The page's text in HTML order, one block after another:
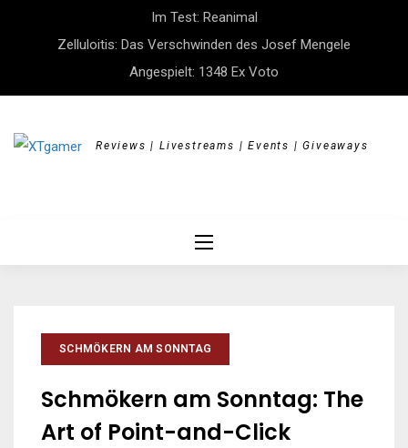
Im Test: Reanimal
Zelluloitis: Das Verschwinden des Josef Mengele
Angespielt: 1348 Ex Voto
Reviews | Livestreams | Events | Giveaways
SCHMÖKERN AM SONNTAG
Schmökern am Sonntag: The
Art of Point-and-Click